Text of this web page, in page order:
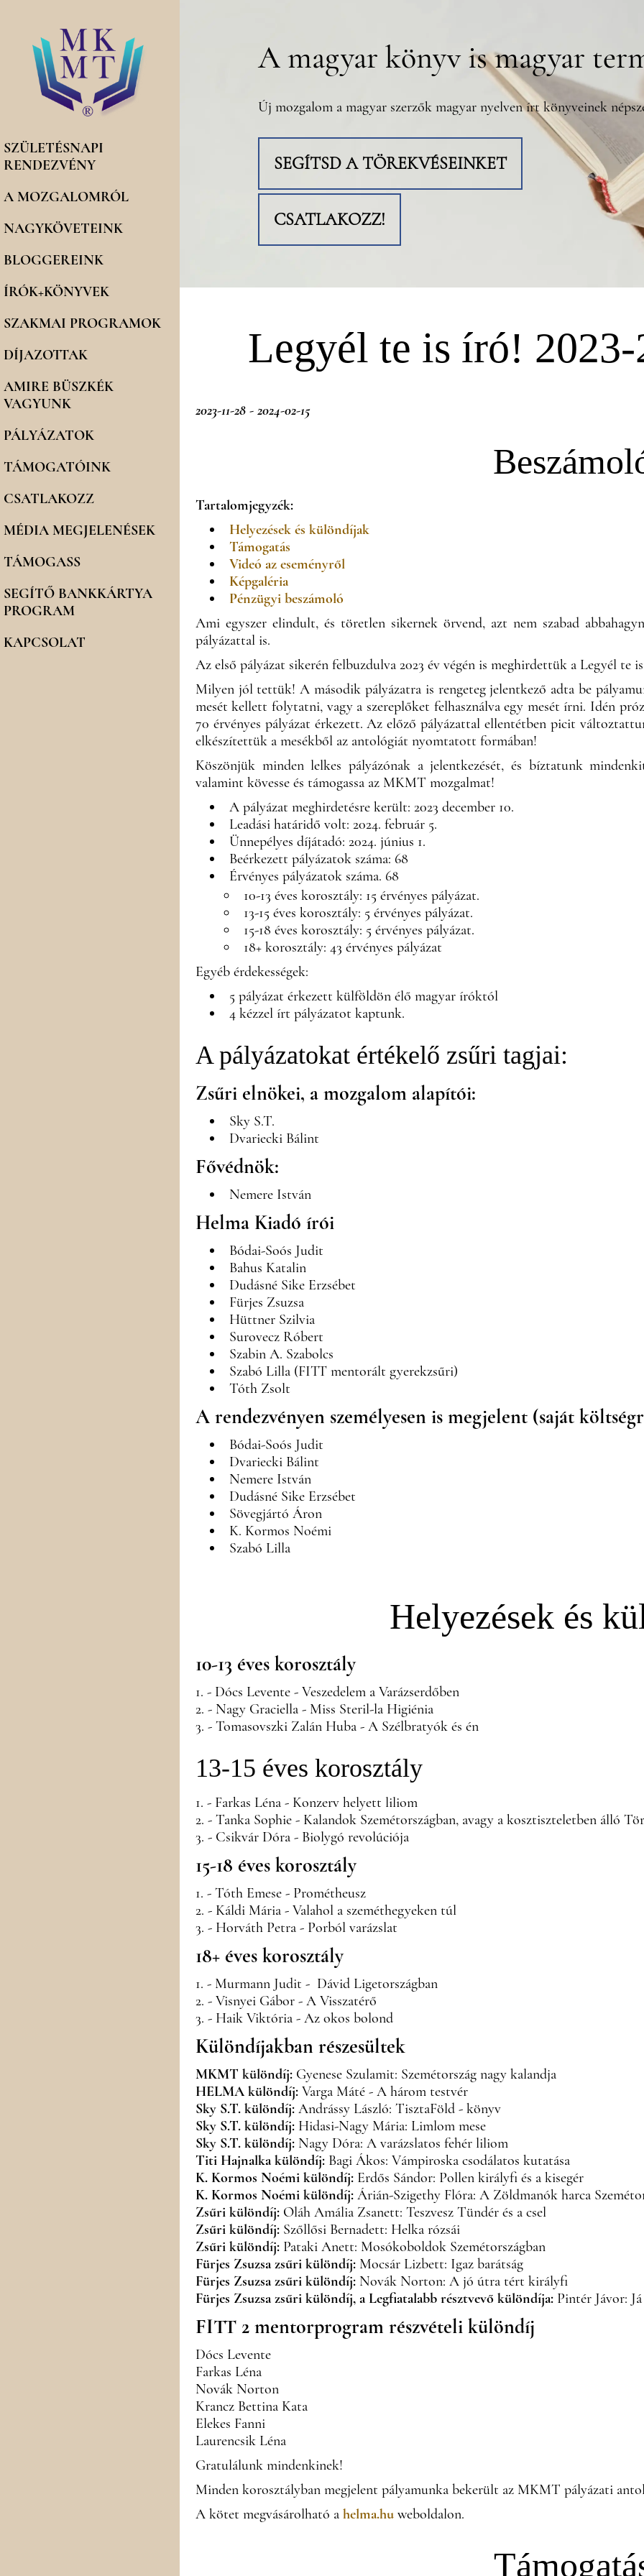
SZÜLETÉSNAPI
RENDEZVÉNY
A MOZGALOMRÓL
NAGYKÖVETEINK
BLOGGEREINK
ÍRÓK+KÖNYVEK
SZAKMAI PROGRAMOK
DÍJAZOTTAK
AMIRE BÜSZKÉK
VAGYUNK
PÁLYÁZATOK
TÁMOGATÓINK
CSATLAKOZZ
MÉDIA MEGJELENÉSEK
TÁMOGASS
SEGÍTŐ BANKKÁRTYA
PROGRAM
KAPCSOLAT
A magyar könyv is magyar
Új mozgalom a magyar szerzők magyar nyelven írt könyveinek
SEGÍTSD A TÖREKVÉSEINKET
CSATLAKOZZ!
Legyél te is író!
2023-11-28 - 2024-02-15
Tartalomjegyzék:
Helyezések és különdíjak
Támogatás
Videó az eseményről
Képgaléria
Pénzügyi beszámoló
Ami egyszer elindult, és töretlen sikernek örvend, azt nem szabad
pályázattal is.
Az első pályázat sikerén felbuzdulva 2023 év végén is meghirdettük a Legyél te
Milyen jól tettük! A második pályázatra is rengeteg jelentkező adta be
mesét kellett folytatni, vagy a szereplőket felhasználva egy mesét írni. Idén
70 érvényes pályázat érkezett. Az előző pályázattal ellentétben picit
elkészítettük a mesékből az antológiát nyomtatott formában!
Köszönjük minden lelkes pályázónak a jelentkezését, és bíztatunk
valamint kövesse és támogassa az MKMT mozgalmat!
A pályázat meghirdetésre került: 2023 december 10.
Leadási határidő volt: 2024. február 5.
Ünnepélyes díjátadó: 2024. június 1.
Beérkezett pályázatok száma: 68
Érvényes pályázatok száma. 68
10-13 éves korosztály: 15 érvényes pályázat.
13-15 éves korosztály: 5 érvényes pályázat.
15-18 éves korosztály: 5 érvényes pályázat.
18+ korosztály: 43 érvényes pályázat
Egyéb érdekességek:
5 pályázat érkezett külföldön élő magyar íróktól
4 kézzel írt pályázatot kaptunk.
A pályázatokat értékelő zsűri tagjai:
Zsűri elnökei, a mozgalom alapítói:
Sky S.T.
Dvariecki Bálint
Fővédnök:
Nemere István
Helma Kiadó írói
Bódai-Soós Judit
Bahus Katalin
Dudásné Sike Erzsébet
Fürjes Zsuzsa
Hüttner Szilvia
Surovecz Róbert
Szabin A. Szabolcs
Szabó Lilla (FITT mentorált gyerekzsűri)
Tóth Zsolt
A rendezvényen személyesen is megjelent (saját
Bódai-Soós Judit
Dvariecki Bálint
Nemere István
Dudásné Sike Erzsébet
Sövegjártó Áron
K. Kormos Noémi
Szabó Lilla
Helyezések és
10-13 éves korosztály
1. - Dócs Levente - Veszedelem a Varázserdőben
2. - Nagy Graciella - Miss Steril-la Higiénia
3. - Tomasovszki Zalán Huba - A Szélbratyók és én
13-15 éves korosztály
1. - Farkas Léna - Konzerv helyett liliom
2. - Tanka Sophie - Kalandok Szemétországban, avagy a kosztiszteletben álló
3. - Csikvár Dóra - Biolygó revolúciója
15-18 éves korosztály
1. - Tóth Emese - Prométheusz
2. - Káldi Mária - Valahol a szeméthegyeken túl
3. - Horváth Petra - Porból varázslat
18+ éves korosztály
1. - Murmann Judit - Dávid Ligetországban
2. - Visnyei Gábor - A Visszatérő
3. - Haik Viktória - Az okos bolond
Különdíjakban részesültek
MKMT különdíj:Gyenese Szulamit: Szemétország nagy kalandja
HELMA különdíj:Varga Máté - A három testvér
Sky S.T. különdíj:Andrássy László: TisztaFöld - könyv
Sky S.T. különdíj:Hidasi-Nagy Mária: Limlom mese
Sky S.T. különdíj:Nagy Dóra: A varázslatos fehér liliom
Titi Hajnalka különdíj:Bagi Ákos: Vámpiroska csodálatos kutatása
K. Kormos Noémi különdíj:Erdős Sándor: Pollen királyfi és a kisegér
K. Kormos Noémi különdíj:Árián-Szigethy Flóra: A Zöldmanók harca
Zsűri különdíj:Oláh Amália Zsanett: Teszvesz Tündér és a csel
Zsűri különdíj:Szőllősi Bernadett: Helka rózsái
Zsűri különdíj:Pataki Anett: Mosókoboldok Szemétországban
Fürjes Zsuzsa zsűri különdíj:Mocsár Lizbett: Igaz barátság
Fürjes Zsuzsa zsűri különdíj:Novák Norton: A jó útra tért királyfi
Fürjes Zsuzsa zsűri különdíj, a Legfiatalabb résztvevő különdíja:Pintér Jávor:
FITT 2 mentorprogram részvételi különdíj
Dócs Levente
Farkas Léna
Novák Norton
Krancz Bettina Kata
Elekes Fanni
Laurencsik Léna
Gratulálunk mindenkinek!
Minden korosztályban megjelent pályamunka bekerült az MKMT pályázati
A kötet megvásárolható a helma.huweboldalon.